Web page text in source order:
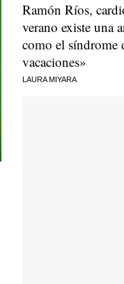
Ramón Ríos,
verano existe una
como el síndrome
vacaciones»
LAURA MIYARA